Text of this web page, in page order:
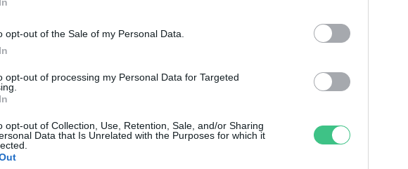
opt-out of the Sale of my Personal Data.
opt-out of processing my Personal Data for Targeted
opt-out of Collection, Use, Retention, Sale, and/or Sharing
Data that Is Unrelated with the Purposes for which it
Nem véletlen, hogy
húsz tagállam közösen kérte a
vonatkozó uniós előírások